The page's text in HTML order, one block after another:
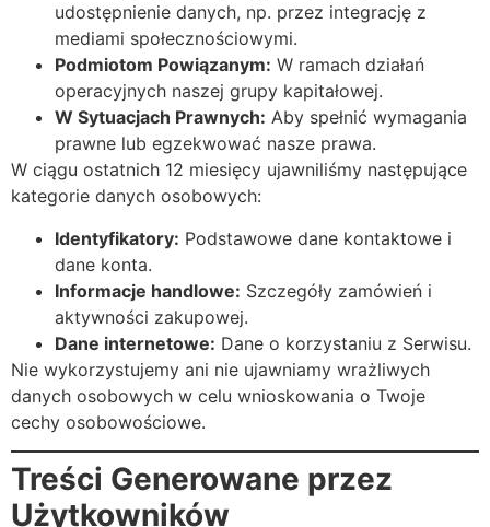
udostępnienie danych, np. przez integrację z
mediami społecznościowymi.
Podmiotom Powiązanym: W ramach działań
operacyjnych naszej grupy kapitałowej.
W Sytuacjach Prawnych: Aby spełnić wymagania
prawne lub egzekwować nasze prawa.
W ciągu ostatnich 12 miesięcy ujawniliśmy następujące
kategorie danych osobowych:
Identyfikatory: Podstawowe dane kontaktowe i
dane konta.
Informacje handlowe: Szczegóły zamówień i
aktywności zakupowej.
Dane internetowe: Dane o korzystaniu z Serwisu.
Nie wykorzystujemy ani nie ujawniamy wrażliwych
danych osobowych w celu wnioskowania o Twoje
cechy osobowościowe.
Treści Generowane przez
Użytkowników